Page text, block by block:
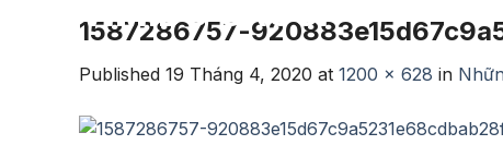
1587286757-
Published 19 Tháng 4, 2020 at 1200 × 628 in